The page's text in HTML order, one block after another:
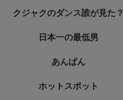
クジャクのダンス誰が見た？
日本一の最低男
あんぱん
ホットスポット